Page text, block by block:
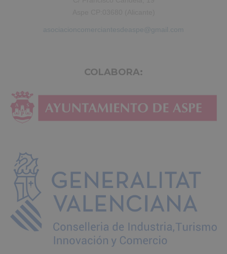
asociacioncomerciantesdeaspe@gmail.com
COLABORA: